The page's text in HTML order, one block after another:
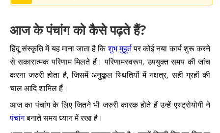
➔
आज के पंचांग को कैसे पढ़ते हैं?
हिंदू संस्कृति में यह माना जाता है किशुभ मुहूर्तपर कोई नया कार्य शुरू करने
से सकारात्मक परिणाम मिलते हैं। परिणामस्वरूप, उपयुक्त समय की जांच
करना जरुरी होता है, जिसमें अनुकूल स्थितियों में नक्षत्र, सही ग्रहों की
चाल आदि शामिल हैं।
आज का पंचांग के लिए जितने भी जरुरी कारक होते हैं उन्हें एस्ट्रोयोगी ने
पंचांगबनाते समय ध्यान में रखा है।